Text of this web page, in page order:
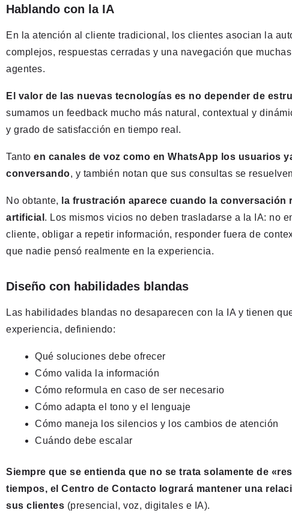
Hablando con la IA
En la atención al cliente tradicional, los clientes asocian la
complejos, respuestas cerradas y una navegación que
agentes.
El valor de las nuevas tecnologías es no depender de
sumamos un feedback mucho más natural, contextual y
y grado de satisfacción en tiempo real.
Tanto en canales de voz como en WhatsApp los usuarios
conversando, y también notan que sus consultas se
No obtante,
la frustración aparece cuando la conversación
artificial . Los mismos vicios no deben trasladarse a la IA: no
cliente, obligar a repetir información, responder fuera de
que nadie pensó realmente en la experiencia.
Diseño con habilidades blandas
Las habilidades blandas no desaparecen con la IA y tienen
experiencia, definiendo:
Qué soluciones debe ofrecer
Cómo valida la información
Cómo reformula en caso de ser necesario
Cómo adapta el tono y el lenguaje
Cómo maneja los silencios y los cambios de atención
Cuándo debe escalar
Siempre que se entienda que no se trata solamente de
tiempos, el Centro de Contacto logrará mantener una
sus clientes (presencial, voz, digitales e IA).